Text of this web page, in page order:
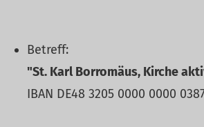
Betreff:
"St. Karl Borromäus, Kirche
IBAN DE48 3205 0000 0000